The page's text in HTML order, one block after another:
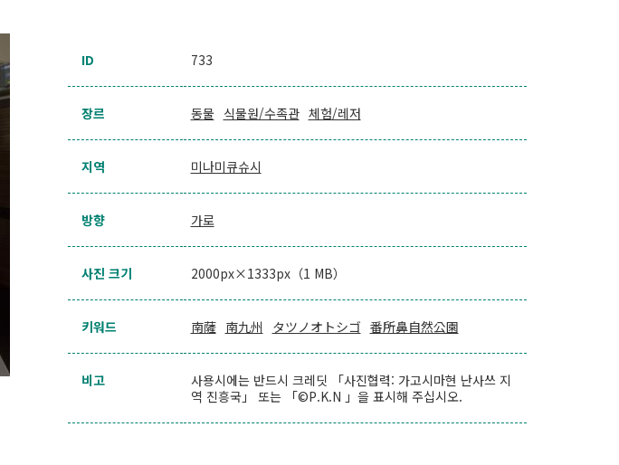
ID 733
장르 동물 식물원/수족관 체험/레저
지역 미나미큐슈시
방향 가로
사진 크기 2000px×1333px（1 MB）
키워드 南薩 南九州 タツノオトシゴ 番所鼻自然公園
비고
사용시에는 반드시 크레딧 「사진협력: 가고시마현 난사쓰 지
역 진흥국」 또는 「©P.K.N 」을 표시해 주십시오.